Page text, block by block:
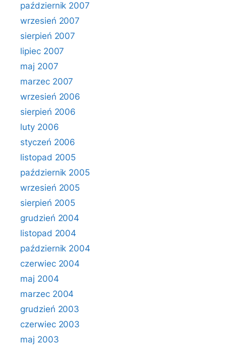
październik 2007
wrzesień 2007
sierpień 2007
lipiec 2007
maj 2007
marzec 2007
wrzesień 2006
sierpień 2006
luty 2006
styczeń 2006
listopad 2005
październik 2005
wrzesień 2005
sierpień 2005
grudzień 2004
listopad 2004
październik 2004
czerwiec 2004
maj 2004
marzec 2004
grudzień 2003
czerwiec 2003
maj 2003